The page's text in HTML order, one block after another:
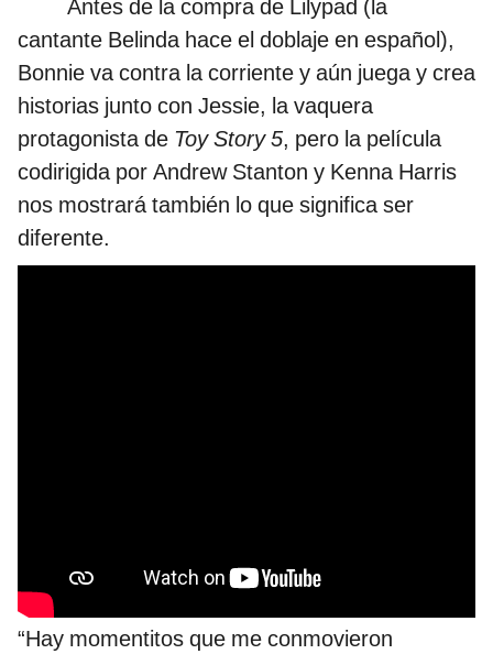
Antes de la compra de Lilypad (la
cantante Belinda hace el doblaje en español),
Bonnie va contra la corriente y aún juega y crea
historias junto con Jessie, la vaquera
protagonista de Toy Story 5, pero la película
codirigida por Andrew Stanton y Kenna Harris
nos mostrará también lo que significa ser
diferente.
“Hay momentitos que me conmovieron